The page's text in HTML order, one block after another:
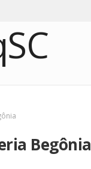
Begônia